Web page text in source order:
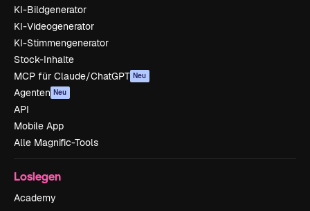
KI-Bildgenerator
KI-Videogenerator
KI-Stimmengenerator
Stock-Inhalte
MCP für Claude/ChatGPT Neu
Agenten Neu
API
Mobile App
Alle Magnific-Tools
Loslegen
Academy